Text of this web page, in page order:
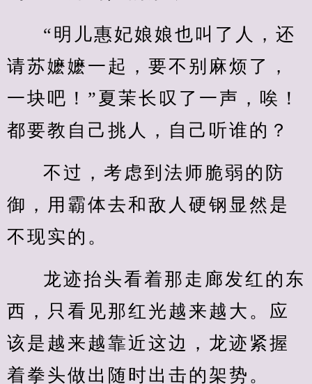
“明儿惠妃娘娘也叫了人，还
请苏嬷嬷一起，要不别麻烦了，
一块吧！”夏茉长叹了一声，唉！
都要教自己挑人，自己听谁的？
不过，考虑到法师脆弱的防
御，用霸体去和敌人硬钢显然是
不现实的。
龙迹抬头看着那走廊发红的东
西，只看见那红光越来越大。应
该是越来越靠近这边，龙迹紧握
着拳头做出随时出击的架势。